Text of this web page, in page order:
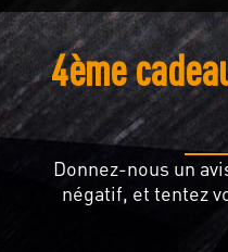
4ème
Donnez-nous un
négatif, et tentez